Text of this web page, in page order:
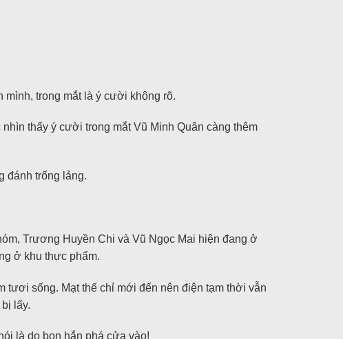
trong mắt là ý cười không rõ.
thấy ý cười trong mắt Vũ Minh Quân càng thêm
đánh trống lảng.
Trương Huyền Chi và Vũ Ngọc Mai hiện đang ở
ở khu thực phẩm.
tươi sống. Mạt thế chỉ mới đến nên điện tạm thời vẫn
lấy.
là do bọn hắn phá cửa vào!